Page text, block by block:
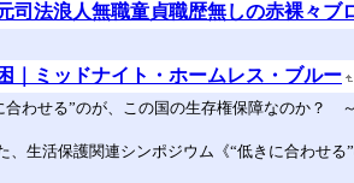
司法浪人無職童貞職歴無しの赤裸々ブ
｜ミッドナイト・ホームレス・ブルー
合わせる”のが、この国の生存権保障なのか？
、生活保護関連シンポジウム《“低きに合わせ